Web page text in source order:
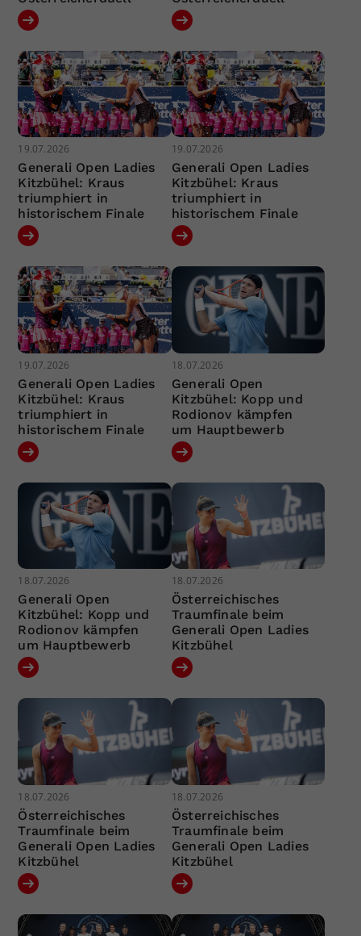
19.07.2026
Generali Open Ladies
Kitzbühel: Kraus
triumphiert in
historischem Finale
19.07.2026
Generali Open Ladies
Kitzbühel: Kraus
triumphiert in
historischem Finale
19.07.2026
Generali Open Ladies
Kitzbühel: Kraus
triumphiert in
historischem Finale
18.07.2026
Generali Open
Kitzbühel: Kopp und
Rodionov kämpfen
um Hauptbewerb
18.07.2026
Generali Open
Kitzbühel: Kopp und
Rodionov kämpfen
um Hauptbewerb
18.07.2026
Österreichisches
Traumfinale beim
Generali Open Ladies
Kitzbühel
18.07.2026
Österreichisches
Traumfinale beim
Generali Open Ladies
Kitzbühel
18.07.2026
Österreichisches
Traumfinale beim
Generali Open Ladies
Kitzbühel